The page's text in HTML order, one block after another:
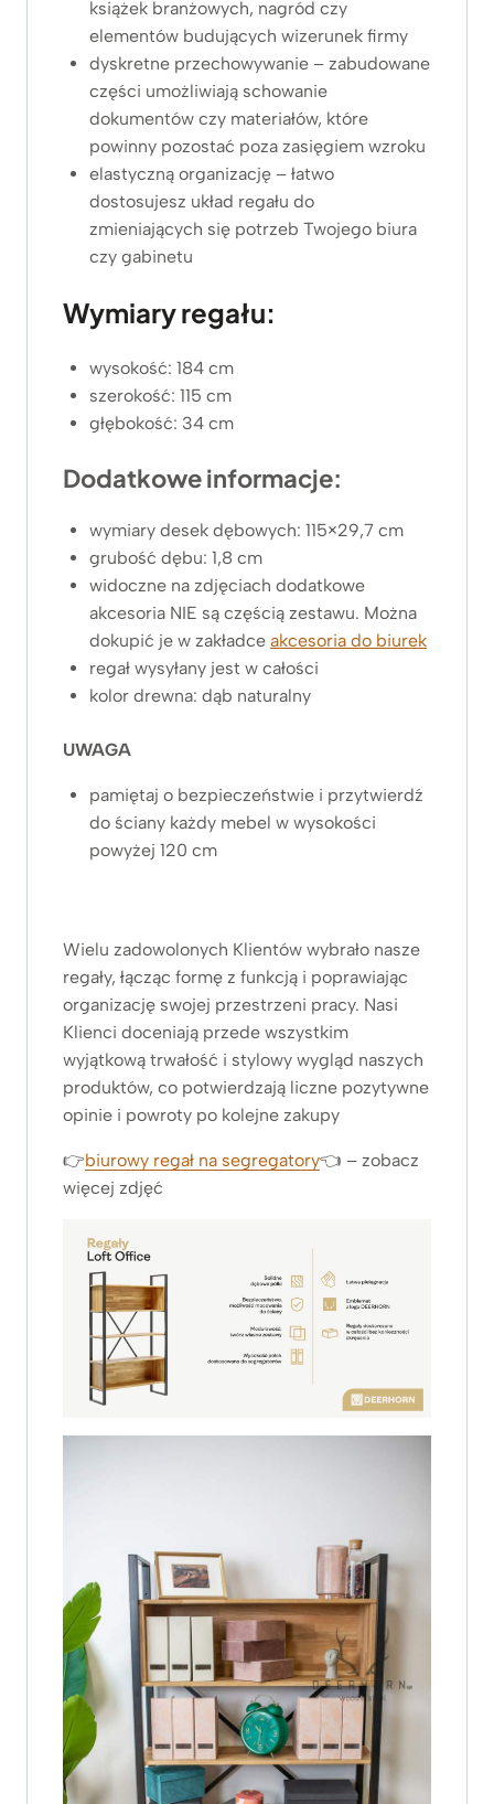
książek branżowych, nagród czy
elementów budujących wizerunek firmy
dyskretne przechowywanie – zabudowane
części umożliwiają schowanie
dokumentów czy materiałów, które
powinny pozostać poza zasięgiem wzroku
elastyczną organizację – łatwo
dostosujesz układ regału do
zmieniających się potrzeb Twojego biura
czy gabinetu
Wymiary regału:
wysokość: 184 cm
szerokość: 115 cm
głębokość: 34 cm
Dodatkowe informacje:
wymiary desek dębowych: 115×29,7 cm
grubość dębu: 1,8 cm
widoczne na zdjęciach dodatkowe
akcesoria NIE są częścią zestawu. Można
dokupić je w zakładce akcesoria do biurek
regał wysyłany jest w całości
kolor drewna: dąb naturalny
UWAGA
pamiętaj o bezpieczeństwie i przytwierdź
do ściany każdy mebel w wysokości
powyżej 120 cm
Wielu zadowolonych Klientów wybrało nasze
regały, łącząc formę z funkcją i poprawiając
organizację swojej przestrzeni pracy. Nasi
Klienci doceniają przede wszystkim
wyjątkową trwałość i stylowy wygląd naszych
produktów, co potwierdzają liczne pozytywne
opinie i powroty po kolejne zakupy
👉biurowy regał na segregatory👈 – zobacz
więcej zdjęć